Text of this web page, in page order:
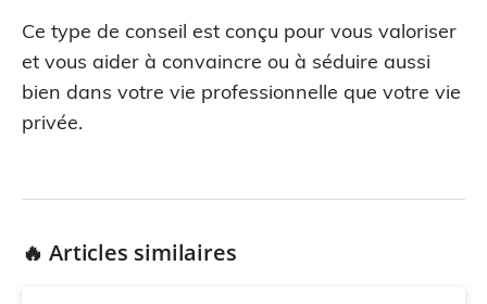
Ce type de conseil est conçu pour vous valoriser
et vous aider à convaincre ou à séduire aussi
bien dans votre vie professionnelle que votre vie
privée.
🔥 Articles similaires